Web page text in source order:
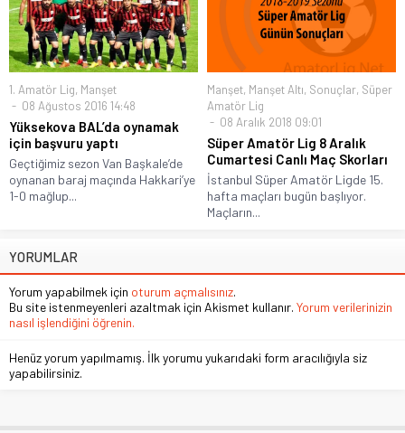
1. Amatör Lig, Manşet
08 Ağustos 2016 14:48
Yüksekova BAL’da oynamak
için başvuru yaptı
Geçtiğimiz sezon Van Başkale’de
oynanan baraj maçında Hakkari’ye
1-0 mağlup...
Manşet, Manşet Altı, Sonuçlar, Süper
Amatör Lig
08 Aralık 2018 09:01
Süper Amatör Lig 8 Aralık
Cumartesi Canlı Maç Skorları
İstanbul Süper Amatör Ligde 15.
hafta maçları bugün başlıyor.
Maçların...
YORUMLAR
Yorum yapabilmek için oturum açmalısınız.
Bu site istenmeyenleri azaltmak için Akismet kullanır. Yorum verilerinizin
nasıl işlendiğini öğrenin.
Henüz yorum yapılmamış. İlk yorumu yukarıdaki form aracılığıyla siz
yapabilirsiniz.